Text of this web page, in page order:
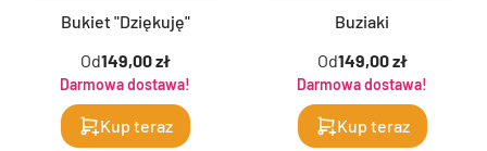
Bukiet "Dziękuję"
Od149,00 zł
Darmowa dostawa!
Kup teraz
Buziaki
Od149,00 zł
Darmowa dostawa!
Kup teraz